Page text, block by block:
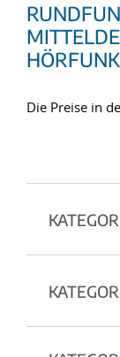
HÖRFUNK
Die Preise in